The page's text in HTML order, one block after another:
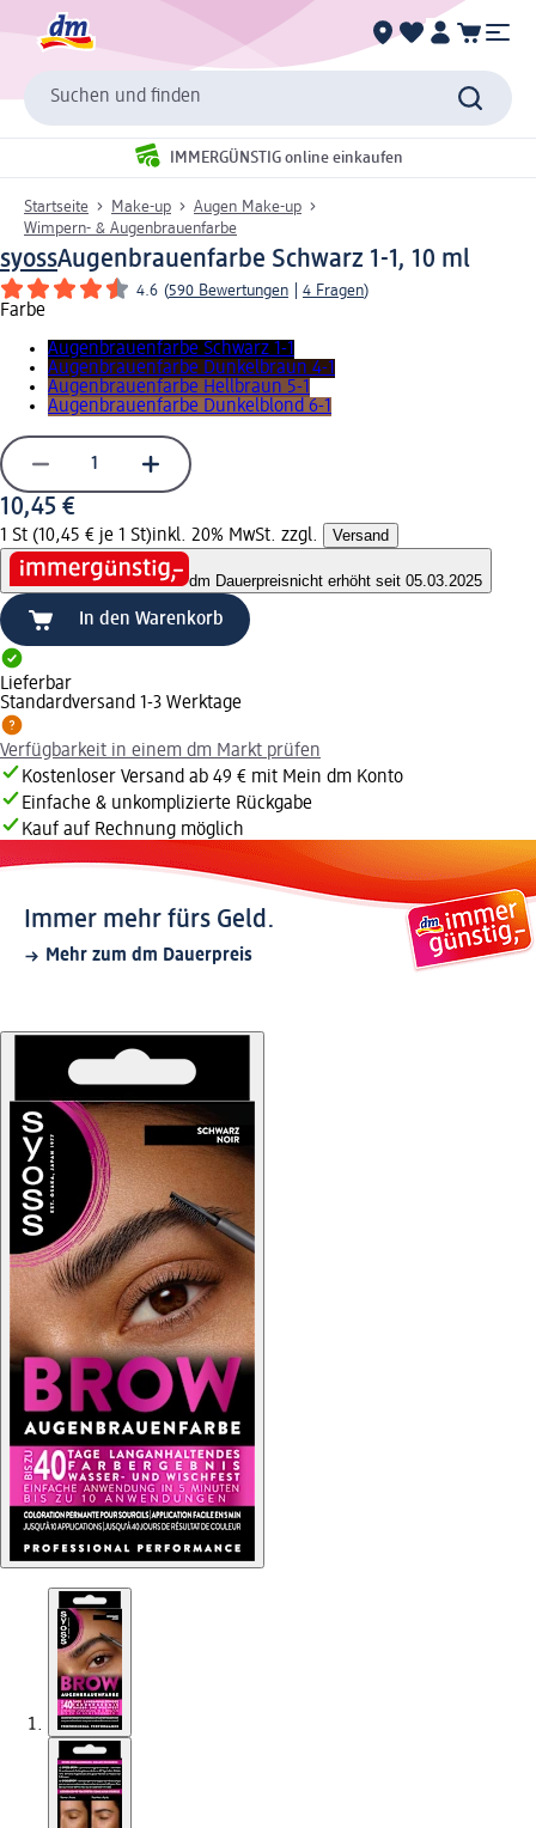
Suchen und finden
IMMERGÜNSTIG online einkaufen
Startseite Make-up
Augen Make-up
Wimpern- & Augenbrauenfarbe
syossAugenbrauenfarbe Schwarz 1-1, 10 ml
4.6 (590 Bewertungen 4 Fragen)
Farbe
Augenbrauenfarbe Schwarz 1-1
Augenbrauenfarbe Dunkelbraun 4-1
Augenbrauenfarbe Hellbraun 5-1
Augenbrauenfarbe Dunkelblond 6-1
10,45 €
1 St (10,45 € je 1 St)inkl. 20% MwSt. zzgl. Versand
dm Dauerpreisnicht erhöht seit 05.03.2025
In den Warenkorb
Lieferbar
Standardversand 1-3 Werktage
Verfügbarkeit in einem dm Markt prüfen
Kostenloser Versand ab 49 € mit Mein dm Konto
Einfache & unkomplizierte Rückgabe
Kauf auf Rechnung möglich
Immer mehr fürs Geld.
Mehr zum dm Dauerpreis